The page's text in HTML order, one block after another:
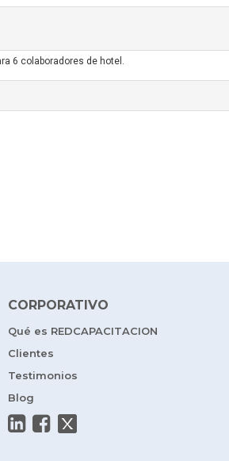
6 colaboradores de hotel.
CORPORATIVO
Qué es REDCAPACITACION
Clientes
Testimonios
Blog